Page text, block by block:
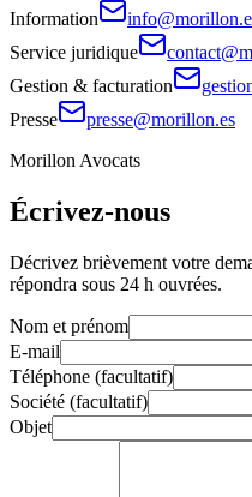
Information
Service juridique
Gestion & facturation
Presse
presse@morillon.es
Morillon Avocats
Écrivez-nous
Décrivez brièvement votre
répondra sous 24 h ouvrées.
Nom et prénom
E-mail
Téléphone (facultatif)
Société (facultatif)
Objet